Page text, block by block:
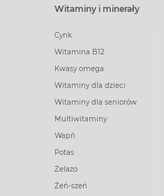
Witaminy i minerały
Cynk
Witamina B12
Kwasy omega
Witaminy dla dzieci
Witaminy dla seniorów
Multiwitaminy
Wapń
Potas
Żelazo
Żeń-szeń